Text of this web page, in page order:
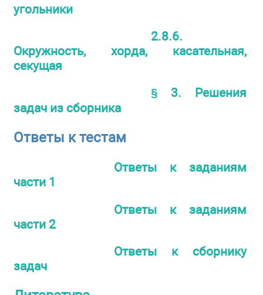
угольники
2.8.6.
Окружность, хорда, касательная,
секущая
§ 3. Решения
задач из сборника
Ответы к тестам
Ответы к заданиям
части 1
Ответы к заданиям
части 2
Ответы к сборнику
задач